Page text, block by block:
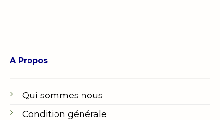
A Propos
Qui sommes nous
Condition générale